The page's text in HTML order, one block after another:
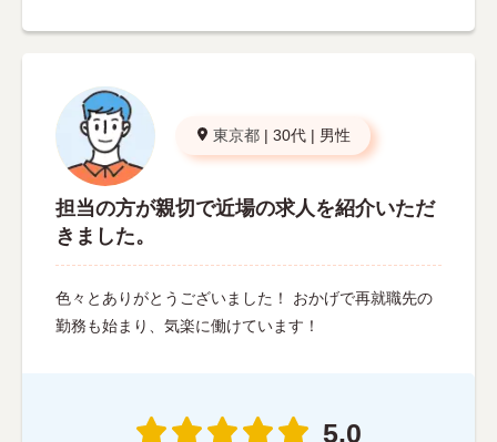
東京都 | 30代 | 男性
担当の方が親切で近場の求人を紹介いただ
きました。
色々とありがとうございました！ おかげで再就職先の
勤務も始まり、気楽に働けています！
5.0